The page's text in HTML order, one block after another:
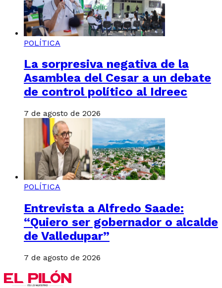
POLÍTICA
La sorpresiva negativa de la
Asamblea del Cesar a un debate
de control político al Idreec
7 de agosto de 2026
POLÍTICA
Entrevista a Alfredo Saade:
“Quiero ser gobernador o alcalde
de Valledupar”
7 de agosto de 2026